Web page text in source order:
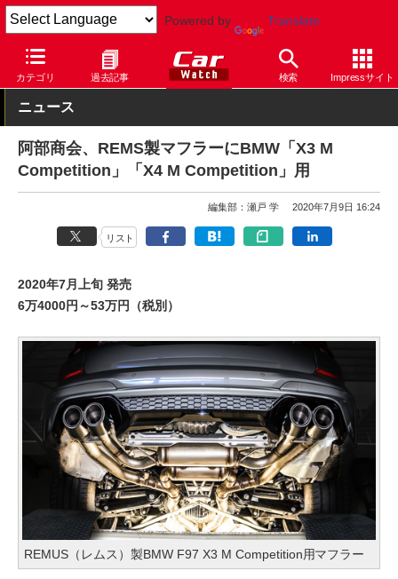
Powered by Translate
カテゴリ 過去記事 検索 Impressサイト
Car Watch パーツ 排気・吸気系パーツ マフラー
ニュース
阿部商会、REMS製マフラーにBMW「X3 M
Competition」「X4 M Competition」用
編集部：瀬戸 学 2020年7月9日 16:24
リスト
2020年7月上旬 発売
6万4000円～53万円（税別）
REMUS（レムス）製BMW F97 X3 M Competition用マフラー